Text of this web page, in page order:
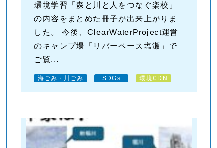
環境学習「森と川と人をつなぐ楽校」
の内容をまとめた冊子が出来上がりま
した。 今後、ClearWaterProject運営
のキャンプ場「リバーベース塩瀬」で
ご覧...
海ごみ・川ごみ SDGs 環境CDN